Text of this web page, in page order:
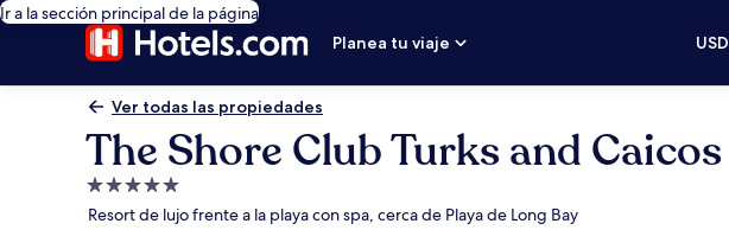
Ir a la sección principal de la página
Planea tu viaje
USD
Ver todas las propiedades
The Shore Club Turks and Caicos
Propiedad
de
Resort de lujo frente a la playa con spa, cerca de Playa de Long Bay